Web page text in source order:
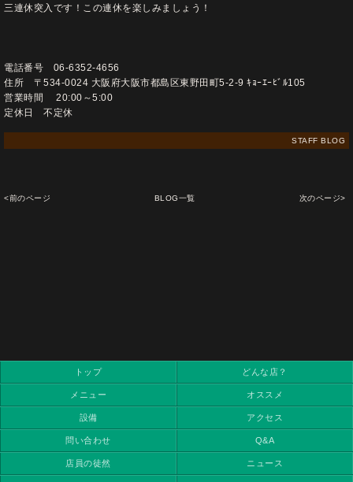
三連休突入です！この連休を楽しみましょう！
電話番号 06-6352-4656
住所 〒534-0024 大阪府大阪市都島区東野田町5-2-9 ｷｮｰｴｰﾋﾞﾙ105
営業時間 20:00～5:00
定休日 不定休
STAFF BLOG
<前のページ BLOG一覧 次のページ>
トップ どんな店？
メニュー オススメ
設備 アクセス
問い合わせ Q&A
店員の徒然 ニュース